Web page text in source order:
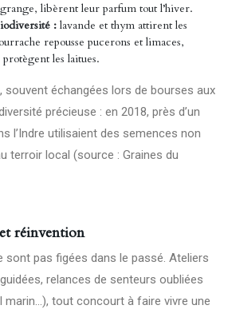
grange, libèrent leur parfum tout l’hiver.
: lavande et thym attirent les
repousse pucerons et limaces,
les laitues.
souvent échangées lors de bourses aux
précieuse : en 2018, près d’un
l’Indre utilisaient des semences non
terroir local (source : Graines du
réinvention
sont pas figées dans le passé. Ateliers
relances de senteurs oubliées
marin…), tout concourt à faire vivre une